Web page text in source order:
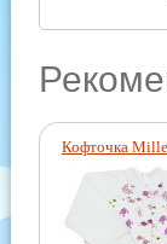
Кофточка